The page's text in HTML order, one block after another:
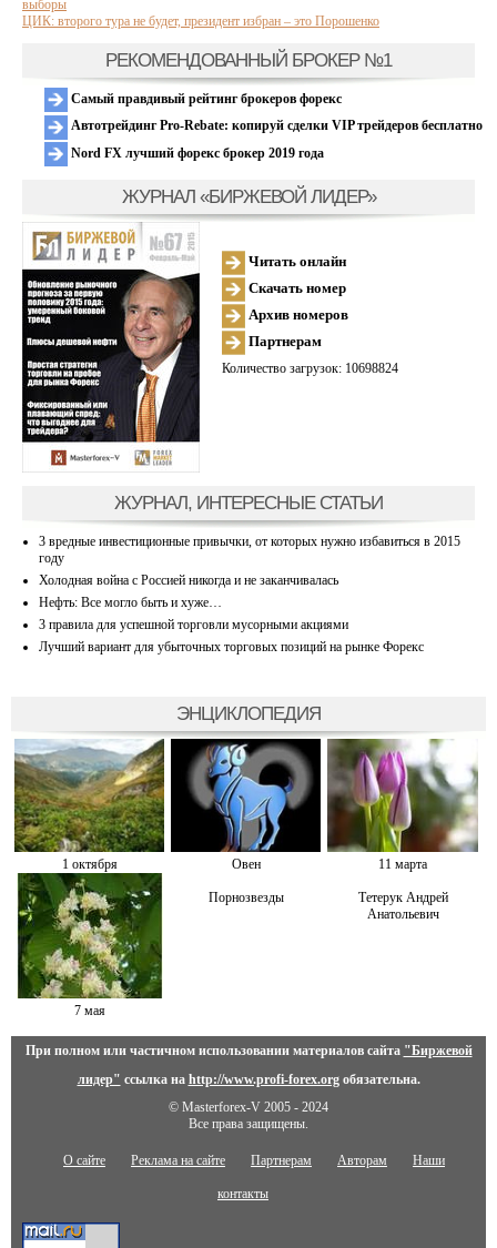
выборы
ЦИК: второго тура не будет, президент избран – это Порошенко
РЕКОМЕНДОВАННЫЙ БРОКЕР №1
Самый правдивый рейтинг брокеров форекс
Автотрейдинг Pro-Rebate: копируй сделки VIP трейдеров бесплатно
Nord FX лучший форекс брокер 2019 года
ЖУРНАЛ «БИРЖЕВОЙ ЛИДЕР»
Читать онлайн
Скачать номер
Архив номеров
Партнерам
Количество загрузок: 10698824
ЖУРНАЛ, ИНТЕРЕСНЫЕ СТАТЬИ
3 вредные инвестиционные привычки, от которых нужно избавиться в 2015
году
Холодная война с Россией никогда и не заканчивалась
Нефть: Все могло быть и хуже…
3 правила для успешной торговли мусорными акциями
Лучший вариант для убыточных торговых позиций на рынке Форекс
ЭНЦИКЛОПЕДИЯ
1 октября Овен 11 марта
7 мая
Порнозвезды
Тетерук Андрей
Анатольевич
При полном или частичном использовании материалов сайта "Биржевой
лидер" ссылка на http://www.profi-forex.orgобязательна.
© Masterforex-V 2005 - 2024
Все права защищены.
О сайте Реклама на сайте Партнерам Авторам Наши
контакты